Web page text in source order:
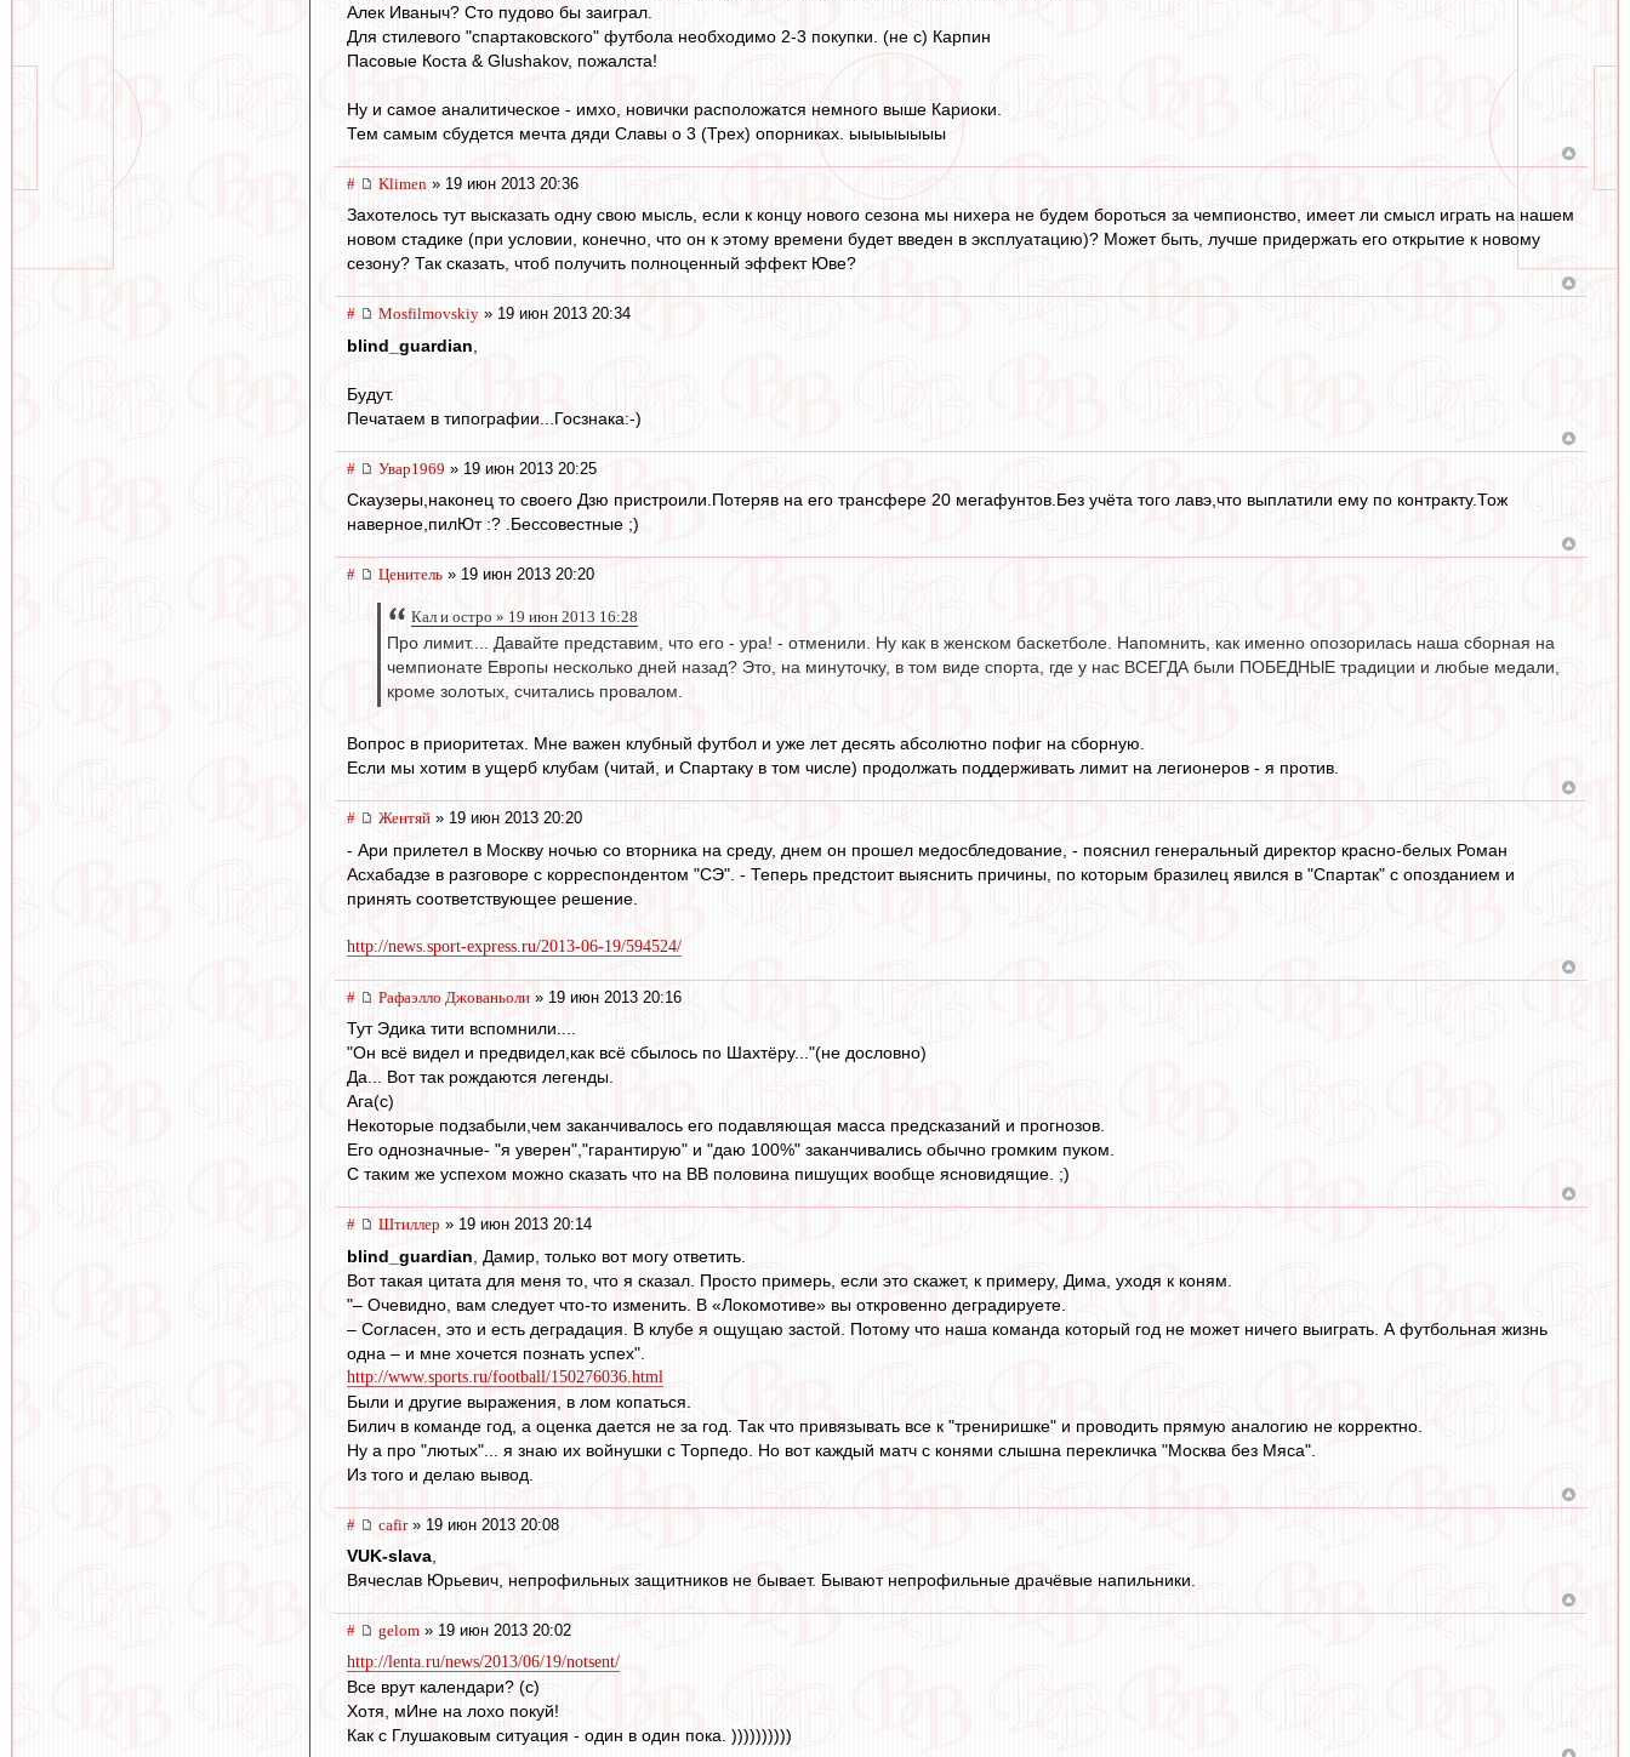
Алек Иваныч? Сто пудово бы заиграл.
Для стилевого "спартаковского" футбола необходимо 2-3 покупки. (не с) Карпин
Пасовые Коста & Glushakov, пожалста!
Ну и самое аналитическое - имхо, новички расположатся немного выше Кариоки.
Тем самым сбудется мечта дяди Славы о 3 (Трех) опорниках. ыыыыыыыы
# Klimen » 19 июн 2013 20:36
Захотелось тут высказать одну свою мысль, если к концу нового сезона мы нихера не будем бороться за чемпионство, имеет ли смысл играть на нашем
новом стадике (при условии, конечно, что он к этому времени будет введен в эксплуатацию)? Может быть, лучше придержать его открытие к новому
сезону? Так сказать, чтоб получить полноценный эффект Юве?
# Mosfilmovskiy » 19 июн 2013 20:34
blind_guardian
Будут.
Печатаем в типографии...Госзнака:-)
# Увар1969 » 19 июн 2013 20:25
Скаузеры,наконец то своего Дзю пристроили.Потеряв на его трансфере 20 мегафунтов.Без учёта того лавэ,что выплатили ему по контракту.Тож
наверное,пилЮт :? .Бессовестные ;)
# Ценитель » 19 июн 2013 20:20
Кал и остро » 19 июн 2013 16:28
Про лимит.... Давайте представим, что его - ура! - отменили. Ну как в женском баскетболе. Напомнить, как именно опозорилась наша сборная на
чемпионате Европы несколько дней назад? Это, на минуточку, в том виде спорта, где у нас ВСЕГДА были ПОБЕДНЫЕ традиции и любые медали,
кроме золотых, считались провалом.
Вопрос в приоритетах. Мне важен клубный футбол и уже лет десять абсолютно пофиг на сборную.
Если мы хотим в ущерб клубам (читай, и Спартаку в том числе) продолжать поддерживать лимит на легионеров - я против.
# Жентяй » 19 июн 2013 20:20
- Ари прилетел в Москву ночью со вторника на среду, днем он прошел медосбледование, - пояснил генеральный директор красно-белых Роман
Асхабадзе в разговоре с корреспондентом "СЭ". - Теперь предстоит выяснить причины, по которым бразилец явился в "Спартак" с опозданием и
принять соответствующее решение.
http://news.sport-express.ru/2013-06-19/594524/
# Рафаэлло Джованьоли » 19 июн 2013 20:16
Тут Эдика тити вспомнили....
"Он всё видел и предвидел,как всё сбылось по Шахтёру..."(не дословно)
Да... Вот так рождаются легенды.
Ага(с)
Некоторые подзабыли,чем заканчивалось его подавляющая масса предсказаний и прогнозов.
Его однозначные- "я уверен","гарантирую" и "даю 100%" заканчивались обычно громким пуком.
С таким же успехом можно сказать что на ВВ половина пишущих вообще ясновидящие. ;)
# Штиллер » 19 июн 2013 20:14
blind_guardian , Дамир, только вот могу ответить.
Вот такая цитата для меня то, что я сказал. Просто примерь, если это скажет, к примеру, Дима, уходя к коням.
"– Очевидно, вам следует что-то изменить. В «Локомотиве» вы откровенно деградируете.
– Согласен, это и есть деградация. В клубе я ощущаю застой. Потому что наша команда который год не может ничего выиграть. А футбольная жизнь
одна – и мне хочется познать успех".
http://www.sports.ru/football/150276036.html
Были и другие выражения, в лом копаться.
Билич в команде год, а оценка дается не за год. Так что привязывать все к "трениришке" и проводить прямую аналогию не корректно.
Ну а про "лютых"... я знаю их войнушки с Торпедо. Но вот каждый матч с конями слышна перекличка "Москва без Мяса".
Из того и делаю вывод.
# cafir» 19 июн 2013 20:08
VUK-slava,
Вячеслав Юрьевич, непрофильных защитников не бывает. Бывают непрофильные драчёвые напильники.
# gelom » 19 июн 2013 20:02
http://lenta.ru/news/2013/06/19/notsent/
Все врут календари? (с)
Хотя, мИне на лохо покуй!
Как с Глушаковым ситуация - один в один пока. ))))))))))